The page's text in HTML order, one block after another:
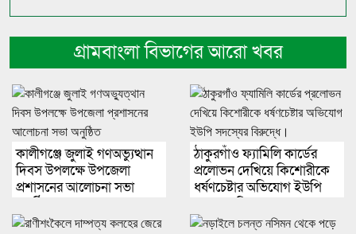
গ্রামবাংলা বিভাগের আরো খবর
কালীগঞ্জে জুলাই গণঅভ্যুত্থান
দিবস উপলক্ষে উপজেলা
প্রশাসনের আলোচনা সভা
ঠাকুরগাঁও ফ্যামিলি কার্ডের
প্রলোভন দেখিয়ে কিশোরীকে
ধর্ষণচেষ্টার অভিযোগ ইউপি